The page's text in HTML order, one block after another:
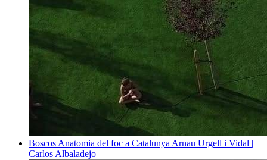
Boscos Anatomia del foc a Catalunya Arnau Urgell i Vidal |
Carlos Albaladejo